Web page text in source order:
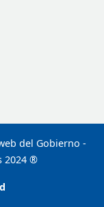
del Gobierno -
2024 ®